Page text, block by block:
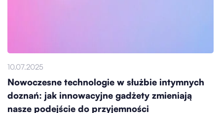
10.07.2025
Nowoczesne technologie w służbie intymnych
doznań: jak innowacyjne gadżety zmieniają
nasze podejście do przyjemności